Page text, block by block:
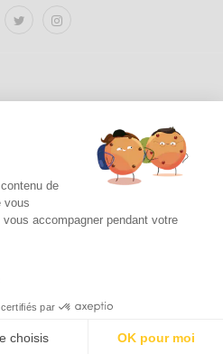
de
vous
accompagner pendant votre
par
choisis OK pour moi